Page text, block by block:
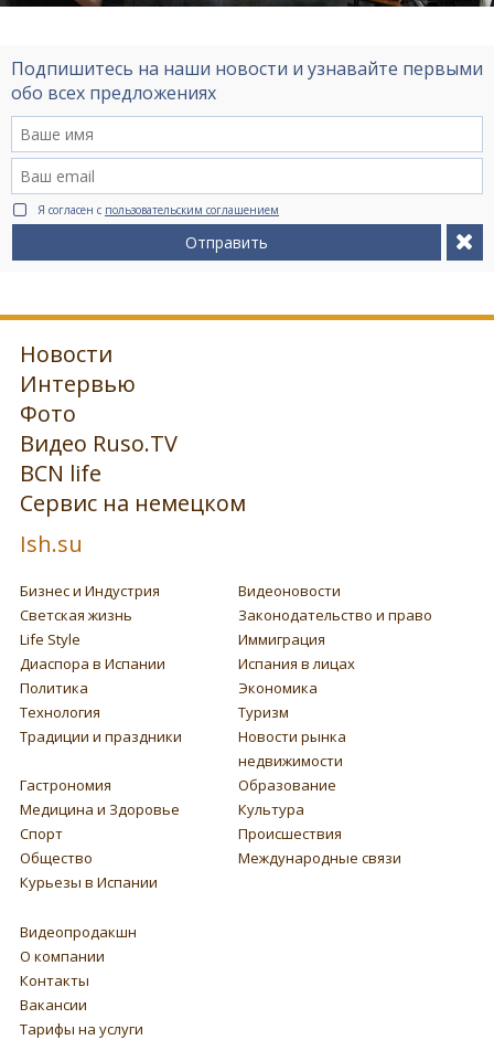
Подпишитесь на наши новости и узнавайте первыми
обо всех предложениях
Я согласен с пользовательским соглашением
Отправить
Новости
Интервью
Фото
Видео Ruso.TV
BCN life
Сервис на немецком
Ish.su
Бизнес и Индустрия
Видеоновости
Светская жизнь
Законодательство и право
Life Style
Иммиграция
Диаспора в Испании
Испания в лицах
Политика
Экономика
Технология
Туризм
Традиции и праздники
Новости рынка
недвижимости
Гастрономия
Образование
Медицина и Здоровье
Культура
Спорт
Происшествия
Общество
Международные связи
Курьезы в Испании
Видеопродакшн
О компании
Контакты
Вакансии
Тарифы на услуги